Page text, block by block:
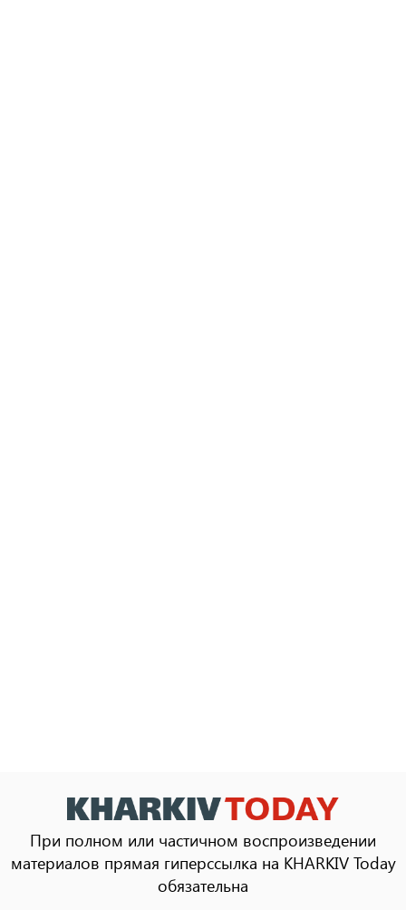
При полном или частичном воспроизведении
материалов прямая гиперссылка на KHARKIV Today
обязательна